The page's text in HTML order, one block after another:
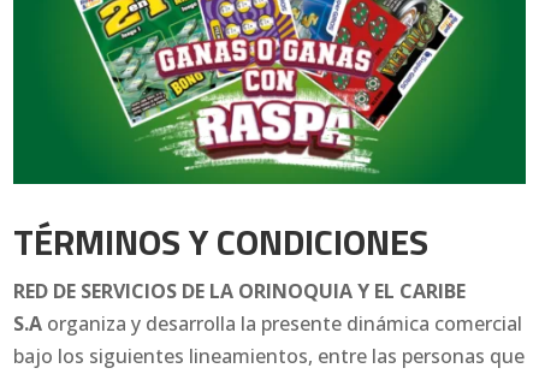
TÉRMINOS Y CONDICIONES
RED DE SERVICIOS DE LA ORINOQUIA Y EL CARIBE
S.A organiza y desarrolla la presente dinámica comercial
bajo los siguientes lineamientos, entre las personas que